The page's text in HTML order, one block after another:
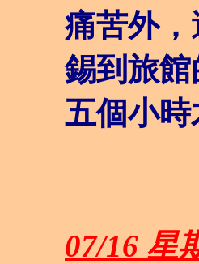
痛苦外
錫到旅
五個小
07/16 星